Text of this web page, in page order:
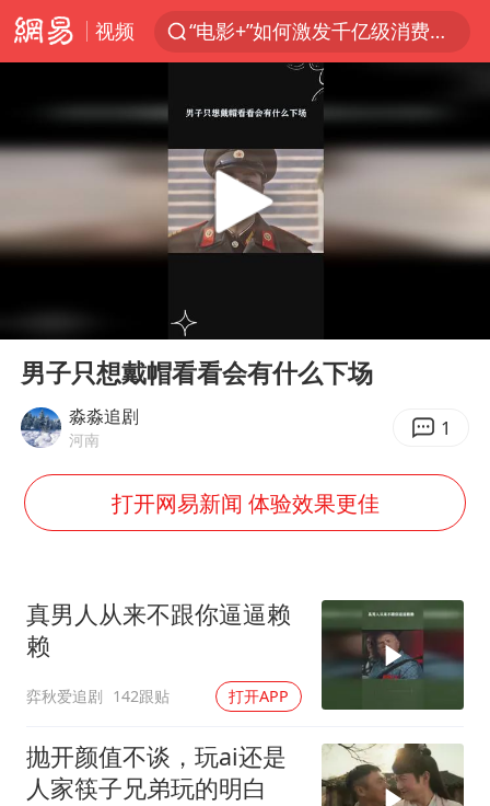
视频
“电影+”如何激发千亿级消费新活力？
美股存储板块集体大跌
中医教你一招提升气血
上海：台风白海豚或将带来龙卷风
百花奖开幕式
老中医：立秋后养心是关键
“新疆阿勒泰八月能滑雪”不实
日本试射“战斧”导弹，国防部回应
胡彦斌获《歌手2026》歌王
夯实基础开新局
Play
00:00
男子只想戴帽看看会有什么下场
淼淼追剧
河南 1
打开网易新闻 体验效果更佳
真男人从来不跟你逼逼赖
赖
弈秋爱追剧 142跟贴 打开APP
抛开颜值不谈，玩ai还是
人家筷子兄弟玩的明白